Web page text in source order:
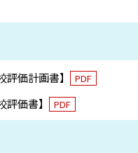
評価計画書】 PDF
評価書】 PDF